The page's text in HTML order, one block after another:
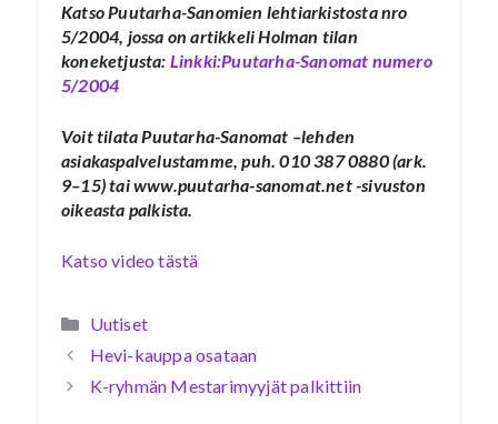
Katso Puutarha-Sanomien lehtiarkistosta nro
5/2004, jossa on artikkeli Holman tilan
koneketjusta: Linkki:Puutarha-Sanomat numero
5/2004
Voit tilata Puutarha-Sanomat –lehden
asiakaspalvelustamme, puh. 010 387 0880 (ark.
9–15) tai www.puutarha-sanomat.net -sivuston
oikeasta palkista.
Katso video tästä
Kategoriat
Uutiset
Hevi-kauppa osataan
K-ryhmän Mestarimyyjät palkittiin